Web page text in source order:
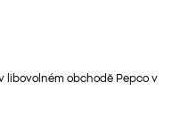
libovolném obchodě Pepco v